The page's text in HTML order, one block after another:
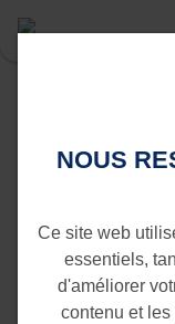
Amsterdam vers
Vols de
NOUS
Ce site web
essentiels,
d'améliorer
contenu et